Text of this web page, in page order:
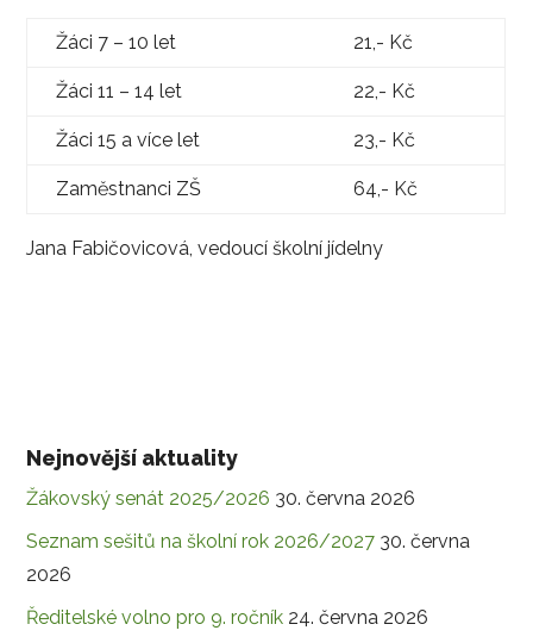
Žáci 7 – 10 let 21,- Kč
Žáci 11 – 14 let 22,- Kč
Žáci 15 a více let 23,- Kč
Zaměstnanci ZŠ 64,- Kč
Jana Fabičovicová, vedoucí školní jídelny
Nejnovější aktuality
Žákovský senát 2025/2026 30. června 2026
Seznam sešitů na školní rok 2026/2027 30. června
2026
Ředitelské volno pro 9. ročník 24. června 2026